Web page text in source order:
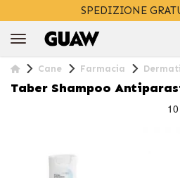
SPEDIZIONE
Cane Farmacia
Taber Shampoo